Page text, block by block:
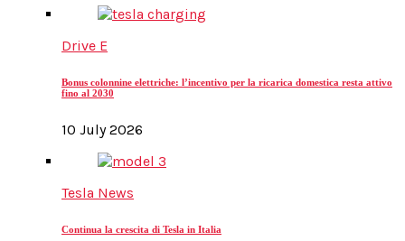
Drive E
Bonus colonnine elettriche: l’incentivo per la ricarica domestica resta attivo
fino al 2030
10 July 2026
Tesla News
Continua la crescita di Tesla in Italia